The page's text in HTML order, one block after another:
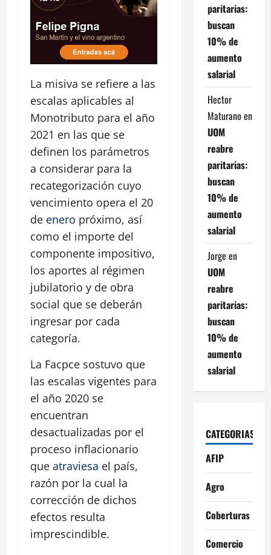
La misiva se refiere a las
escalas aplicables al
Monotributo para el año
2021 en las que se
definen los parámetros
a considerar para la
recategorización cuyo
vencimiento opera el 20
de enero próximo, así
como el importe del
componente impositivo,
los aportes al régimen
jubilatorio y de obra
social que se deberán
ingresar por cada
categoría.
La Facpce sostuvo que
las escalas vigentes para
el año 2020 se
encuentran
desactualizadas por el
proceso inflacionario
que atraviesa el país,
razón por la cual la
corrección de dichos
efectos resulta
imprescindible.
paritarias:
buscan
10% de
aumento
salarial
Hector
Maturano en
UOM
reabre
paritarias:
buscan
10% de
aumento
salarial
Jorge en
UOM
reabre
paritarias:
buscan
10% de
aumento
salarial
CATEGORIAS
AFIP
Agro
Coberturas
Comercio